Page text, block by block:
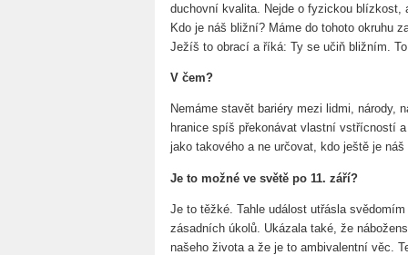
duchovní kvalita. Nejde o fyzickou
Kdo je náš bližní? Máme do tohoto okruhu
Ježíš to obrací a říká: Ty se učiň bližním.
V čem?
Nemáme stavět bariéry mezi lidmi, národy,
hranice spíš překonávat vlastní vstřícností
jako takového a ne určovat, kdo ještě je
Je to možné ve světě po 11. září?
Je to těžké. Tahle událost utřásla
zásadních úkolů. Ukázala také, že
našeho života a že je to ambivalentní věc.